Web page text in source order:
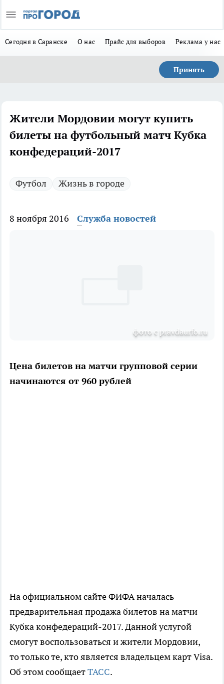
Сегодня в Саранске О нас Прайс для выборов Реклама у нас
Принять
Жители Мордовии могут купить
билеты на футбольный матч Кубка
конфедераций-2017
Футбол Жизнь в городе
8 ноября 2016 Служба новостей
фото с pravdaurfo.ru
Цена билетов на матчи групповой серии
начинаются от 960 рублей
На официальном сайте ФИФА началась
предварительная продажа билетов на матчи
Кубка конфедераций-2017. Данной услугой
смогут воспользоваться и жители Мордовии,
то только те, кто является владельцем карт Visa.
Об этом сообщаетТАСС.